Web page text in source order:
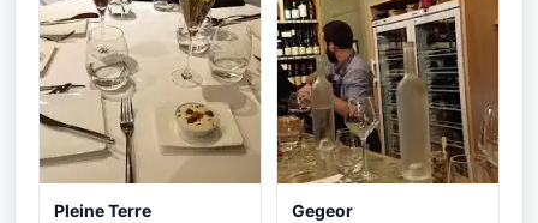
Pleine Terre Gegeor